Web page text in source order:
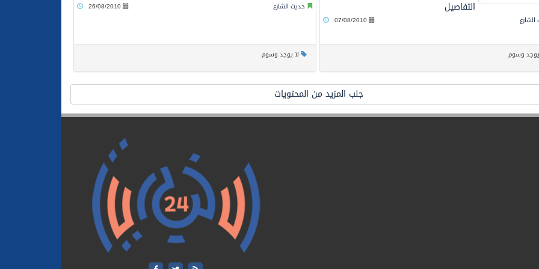
حديث الشارع 26/08/2010
لا يوجد وسوم
التفاصيل
07/08/2010
يوجد وسوم
جلب المزيد من المحتويات